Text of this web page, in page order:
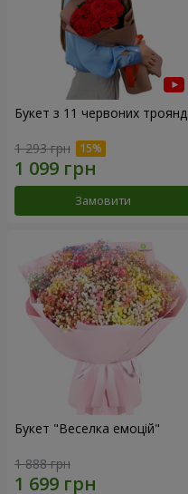
Букет з 11 червоних троянд
1 293 грн
Замовити
Букет "Веселка емоцій"
1 888 грн